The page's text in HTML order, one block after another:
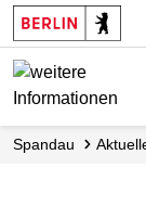
Spandau